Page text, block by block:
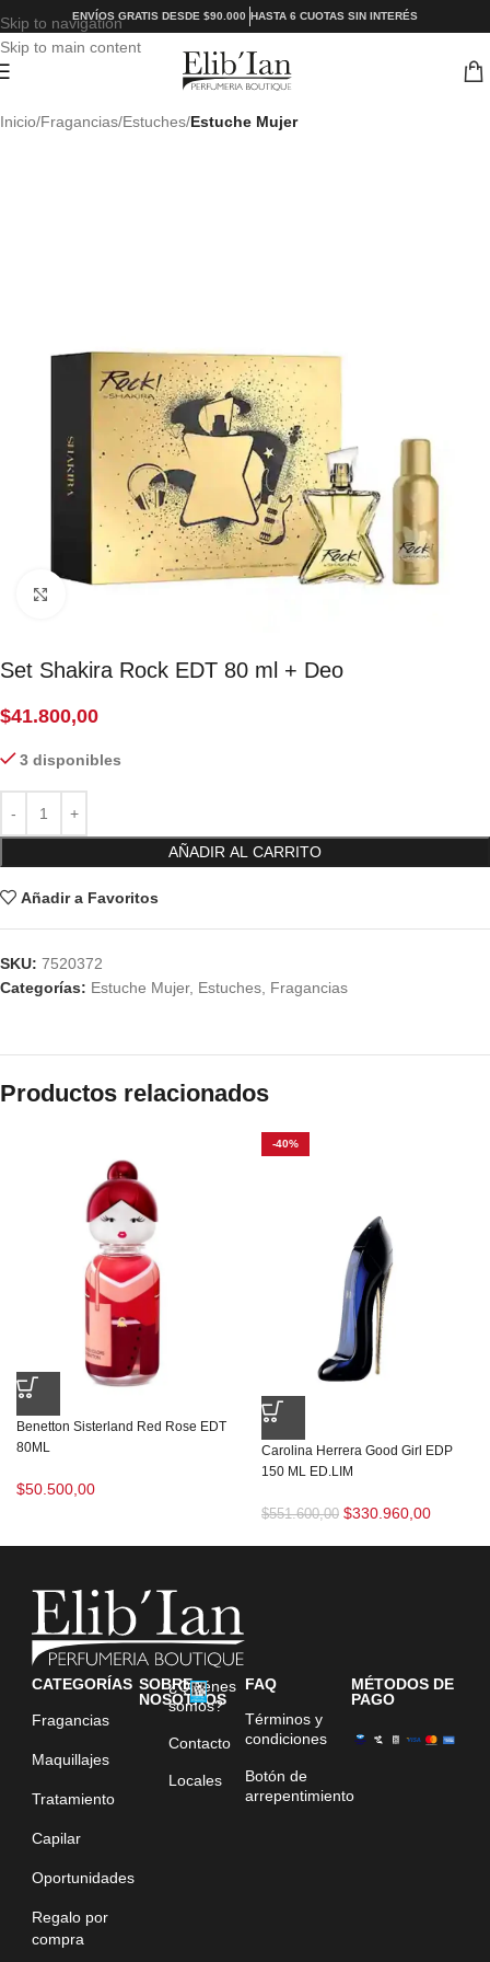
Skip to navigation
Skip to main content
ENVÍOS GRATIS DESDE $90.000 HASTA 6 CUOTAS SIN INTERÉS
Inicio Fragancias Estuches Estuche Mujer
Set Shakira Rock EDT 80 ml + Deo
$41.800,00
3 disponibles
AÑADIR AL CARRITO
Añadir a Favoritos
SKU: 7520372
Categorías: Estuche Mujer, Estuches Fragancias
Productos relacionados
Benetton Sisterland Red Rose EDT
80ML
$50.500,00
-40%
Carolina Herrera Good Girl EDP
150 ML ED.LIM
$551.600,00 $330.960,00
CATEGORÍAS
Fragancias
Maquillajes
Tratamiento
Capilar
Oportunidades
Regalo por
compra
SOBRE
NOSOTROS
¿Quiénes
somos?
Contacto
Locales
FAQ
Términos y
condiciones
Botón de
arrepentimiento
MÉTODOS DE
PAGO